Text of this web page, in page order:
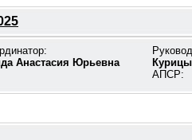
Анастасия Юрьевна
АПСР: